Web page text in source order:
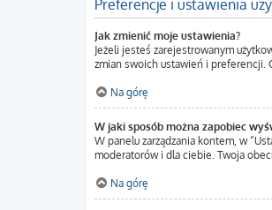
Preferencje i ustawienia
Jak zmienić moje ustawienia?
Jeżeli jesteś zarejestrowanym
zmian swoich ustawień i preferencji.
Na górę
W jaki sposób można zapobiec
W panelu zarządzania kontem, w
moderatorów i dla ciebie. Twoja
Na górę